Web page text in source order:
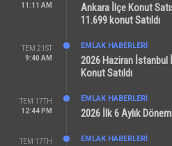
11:11 AM
Ankara İlçe Konut
11.699 konut Satıldı
TEM 21ST
9:40 AM
EMLAK HABERLERI
2026 Haziran İstanbul
Konut Satıldı
TEM 17TH
12:44 PM
EMLAK HABERLERI
2026 İlk 6 Aylık
TEM 17TH
EMLAK HABERLERI